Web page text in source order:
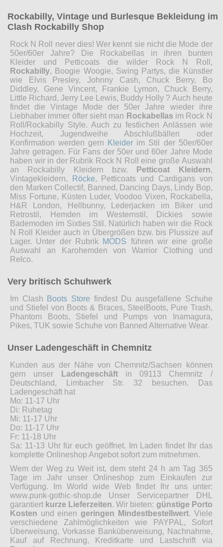
Rockabilly, Vintage und Burlesque Bekleidung im
Clash Rockabilly Shop
Rock N Roll never dies! Wer kennt sie nicht die Mode der
50er/60er Jahre? Die Rockabellas in ihren bunten
Kleider und Petticoats die wilder Rock N Roll,
Rockabilly, Boogie Woogie, Swing Partys, die Künstler
wie Elvis Presley, Johnny Cash, Chuck Berry, Bo
Diddley, Gene Vincent, Frankie Lymon, Chuck Berry,
Little Richard, Jerry Lee Lewis, Buddy Holly ? Auch heute
findet die Vintage Mode der 50er Jahre wieder ihre
Liebhaber immer öfter sieht man Rockabellas im Rock N
Roll/Rockabilly Style. Auch zu festlichen Anlässen wie
Hochzeit, Jugendweihe Abschlußbällen oder
Konfirmation werden gern
Kleider im Stil der 50er/60er
Jahre getragen. Für Fans der 50er und 60er Jahre Mode
haben wir in der Rubrik Rock N Roll eine große Auswahl
an Rockabilly Kleidern bzw.
Petticoat Kleidern,
Vintagekleidern,
Röcke, Petticoats und Cardigans von
den Marken Collectif, Banned, Dancing Days, Lindy Bop,
Miss Fortune, Küsten Luder, Voodoo Vixen, Rockabella,
H&R London, Hellbunny, Lederjacken im Biker und
Retrostil, Hemden im Westernstil, Dickies sowie
Bademoden im Sixties Stil. Natürlich haben wir die Rock
N Roll Kleider auch in Übergrößen bzw. bis Plussize auf
Lager. Unter der Rubrik MODS führen wir eine große
Auswahl an Karohemden von Warrior Clothing und
Relco.
Very britisch Schuhwerk
Im Clash Boots Store findest Du ausgefallene Schuhe
und Stiefel von Boots & Braces, SteelBoots, Pure Trash,
Phantom Boots, Stiefel und Pumps von Inamagura,
Pikes, TUK sowie Schuhe von Banned Alternative Wear.
Unser Ladengeschäft in Chemnitz
Kunden aus der Nähe von Chemnitz/Sachsen können
gern unser
Ladengeschäftin 09113 Chemnitz /
Deutschland, Limbacher Str. 32 besuchen. Das
Ladengeschäft hat
Mo: 11-17 Uhr
Di: Ruhetag
Mi: 11-17 Uhr
Do: 11-17 Uhr
Fr: 11-18 Uhr
Sa: 11-13 Uhr für euch geöffnet. Im Laden findet Ihr das
komplette Onlineshop Angebot sofort zum mitnehmen.
Wem der Weg zu Weit ist, dem steht 24 h am Tag 365
Tage im Jahr unser Onlineshop zum Einkaufen zur
Verfügung. Im World wide Web findet Ihr uns unter:
www.punk-gothic-shop.de Unser Servicepartner DHL
garantiert kurze Lieferzeiten. Wir bieten: günstige Porto
Kosten und einengeringen Mindestbestellwert. Viele
verschiedene Zahlmöglichkeiten wie PAYPAL, Sofort
Überweisung, Vorkasse Banküberweisung, Nachnahme,
Kauf auf Rechnung, Kreditkarte und Lastschrift via